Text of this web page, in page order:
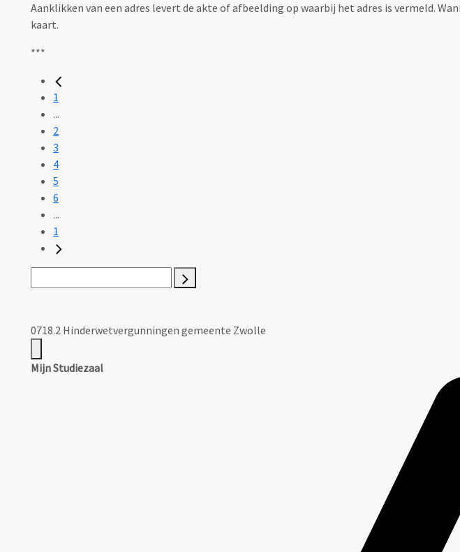
Aanklikken van een adres levert de akte of afbeelding op waarbij het adres is vermeld.
kaart.
***
1
...
2
3
4
5
6
...
1
0718.2 Hinderwetvergunningen gemeente Zwolle
Mijn Studiezaal